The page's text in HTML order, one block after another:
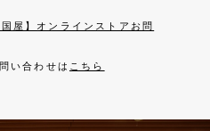
屋】オンラインストアお問
い合わせは こちら